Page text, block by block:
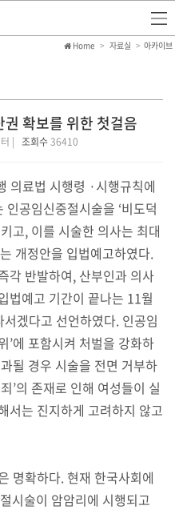
Home 자료실 아카이브
권 확보를 위한 첫걸음
| 조회수36410
의료법 시행령 ·시행규칙에
공임신중절시술을 ‘비도덕
고, 이를 시술한 의사는 최대
개정안을 입법예고하였다.
각 반발하여, 산부인과 의사
법예고 기간이 끝나는 11월
겠다고 선언하였다. 인공임
’에 포함시켜 처벌을 강화하
될 경우 시술을 전면 거부하
’의 존재로 인해 여성들이 실
서는 진지하게 고려하지 않고
명확하다. 현재 한국사회에
시술이 암암리에 시행되고